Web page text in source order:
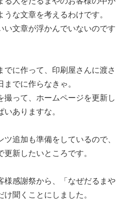
な文章を考えるわけです。
い文章が浮かんでいないのです
でに作って、印刷屋さんに渡さ
でに作らなきゃ。
撮って、ホームページを更新し
ありますな。
追加も準備をしているので、
新したいところです。
様感謝祭から、「なぜだるまや
聞くことにしました。